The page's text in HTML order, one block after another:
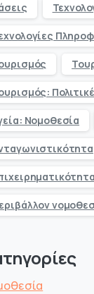
Νομοθεσία